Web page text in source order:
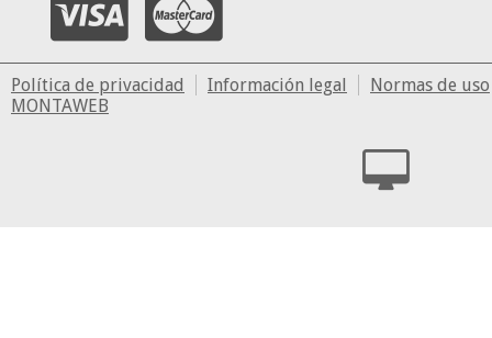
Política de privacidad Información legal
Normas de uso
MONTAWEB